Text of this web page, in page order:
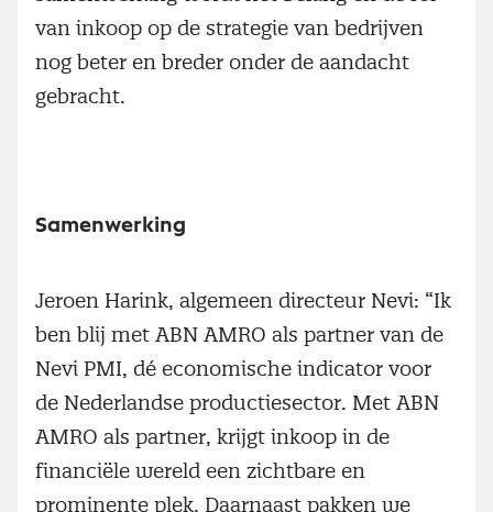
van inkoop op de strategie van bedrijven
nog beter en breder onder de aandacht
gebracht.
Samenwerking
Jeroen Harink, algemeen directeur Nevi: “Ik
ben blij met ABN AMRO als partner van de
Nevi PMI, dé economische indicator voor
de Nederlandse productiesector. Met ABN
AMRO als partner, krijgt inkoop in de
financiële wereld een zichtbare en
prominente plek. Daarnaast pakken we